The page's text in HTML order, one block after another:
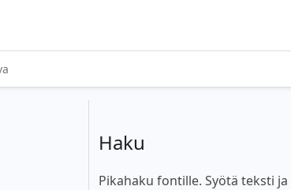
Haku
Pikahaku fontille. Syötä teksti